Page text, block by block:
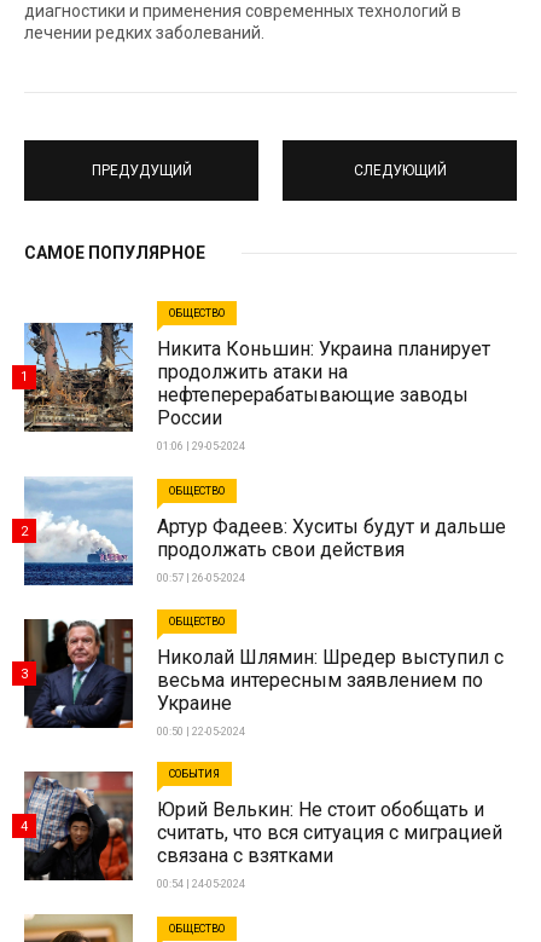
диагностики и применения современных технологий в
лечении редких заболеваний.
ПРЕДУДУЩИЙ СЛЕДУЮЩИЙ
САМОЕ ПОПУЛЯРНОЕ
ОБЩЕСТВО
Никита Коньшин: Украина планирует
продолжить атаки на
нефтеперерабатывающие заводы
России
01:06 | 29-05-2024
1
ОБЩЕСТВО
Артур Фадеев: Хуситы будут и дальше
продолжать свои действия
00:57 | 26-05-2024
2
ОБЩЕСТВО
Николай Шлямин: Шредер выступил с
весьма интересным заявлением по
Украине
00:50 | 22-05-2024
3
СОБЫТИЯ
Юрий Велькин: Не стоит обобщать и
считать, что вся ситуация с миграцией
связана с взятками
00:54 | 24-05-2024
4
ОБЩЕСТВО